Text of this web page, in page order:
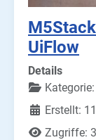
UiFlow
Details
Kategorie:
Erstellt:
Zugriffe: